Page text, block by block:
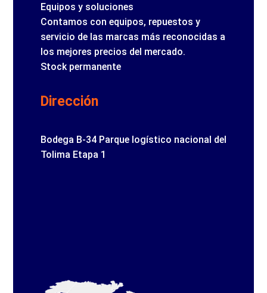
Equipos y soluciones
Contamos con equipos, repuestos y
servicio de las marcas más reconocidas a
los mejores precios del mercado.
Stock permanente
Dirección
Bodega B-34 Parque logístico nacional del
Tolima Etapa 1